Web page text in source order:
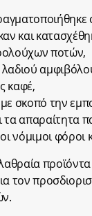
και
ποτών,
καφέ,
σκοπό την
τα απαραίτητα
νόμιμοι φόροι
τον